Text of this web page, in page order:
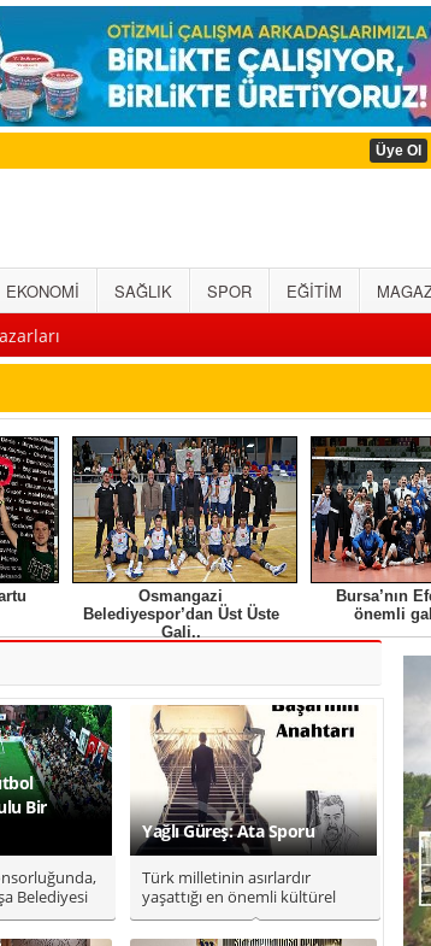
Üye Ol
EKONOMİ SAĞLIK SPOR EĞİTİM
Osmangazi
Belediyespor’dan Üst Üste
Gali..
Bursa’nın
önemli
Bir
Belediyesi
Amatör
Yağlı Güreş: Ata Sporu
Türk milletinin asırlardır
yaşattığı en önemli kültürel
değerlerden biri olan yağlı g..